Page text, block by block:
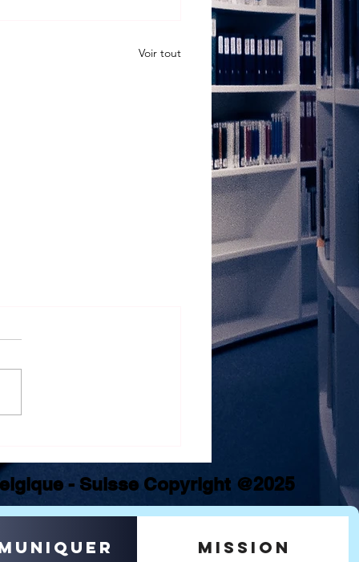
Voir tout
- Suisse Copyright @2025
mission